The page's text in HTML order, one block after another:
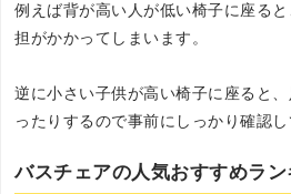
例えば背が高い人が低い椅子に座る
担がかかってしまいます。
逆に小さい子供が高い椅子に座ると
ったりするので事前にしっかり確認し
バスチェアの人気おすすめラ